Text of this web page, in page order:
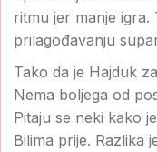
ritmu jer manje igra.
prilagođavanju
Tako da je Hajduk
Nema boljega od
Pitaju se neki kako
Bilima prije. Razlika